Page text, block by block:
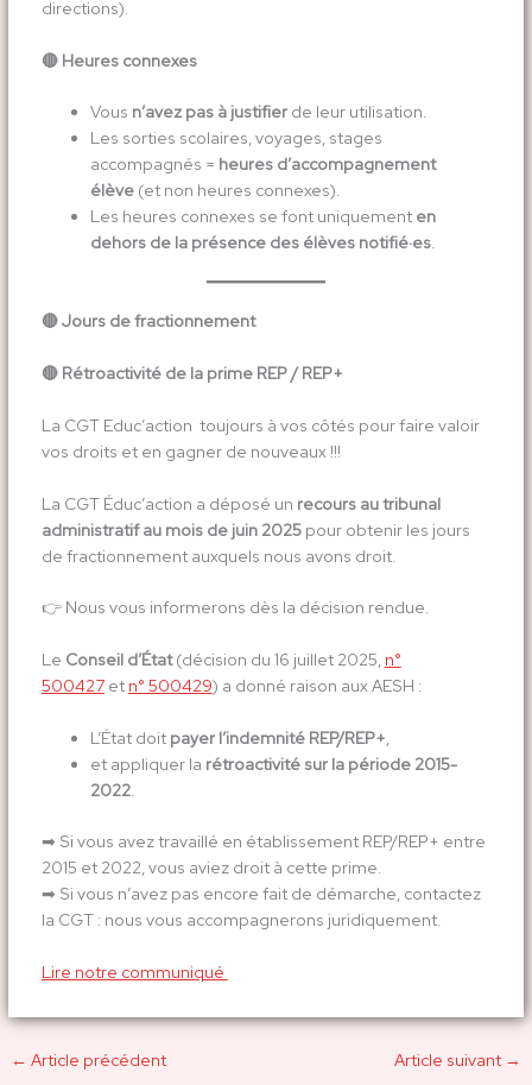
directions).
🔴 Heures connexes
Vous n’avez pas à justifierde leur utilisation.
Les sorties scolaires, voyages, stages
accompagnés = heures d’accompagnement
élève(et non heures connexes).
Les heures connexes se font uniquement en
dehors de la présence des élèves notifié·es.
🔴Jours de fractionnement
🔴 Rétroactivité de la prime REP / REP+
La CGT Educ’action toujours à vos côtés pour faire valoir
vos droits et en gagner de nouveaux !!!
La CGT Éduc’action a déposé un recours au tribunal
administratif au mois de juin 2025pour obtenir les jours
de fractionnement auxquels nous avons droit.
👉 Nous vous informerons dès la décision rendue.
Le Conseil d’État(décision du 16 juillet 2025, n°
500427et n° 500429) a donné raison aux AESH :
L’État doit payer l’indemnité REP/REP+,
et appliquer la rétroactivité sur la période 2015-
2022.
➡ Si vous avez travaillé en établissement REP/REP+ entre
2015 et 2022, vous aviez droit à cette prime.
➡ Si vous n’avez pas encore fait de démarche, contactez
la CGT : nous vous accompagnerons juridiquement.
Lire notre communiqué
← Article précédent Article suivant →